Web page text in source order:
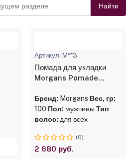
Найти
Артикул: M**3
Помада для укладки
Morgans Pomade
Миндаля и Ши 100 г
Бренд: Morgans Вес, гр:
100 Пол: мужчины Тип
волос: для всех
(0)
2 680 руб.